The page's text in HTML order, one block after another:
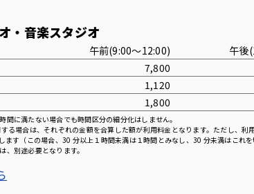
・音楽スタジオ
午前(9:00〜12:00) 午後
7,800
1,120
1,800
に満たない場合でも時間区分の細分化はしません。
る場合は、それぞれの金額を合算した額が利用料金となります。ただし、
ます（この場合、30 分以上１時間未満は１時間とみなし、30 分未満はこれを
別途必要となります。